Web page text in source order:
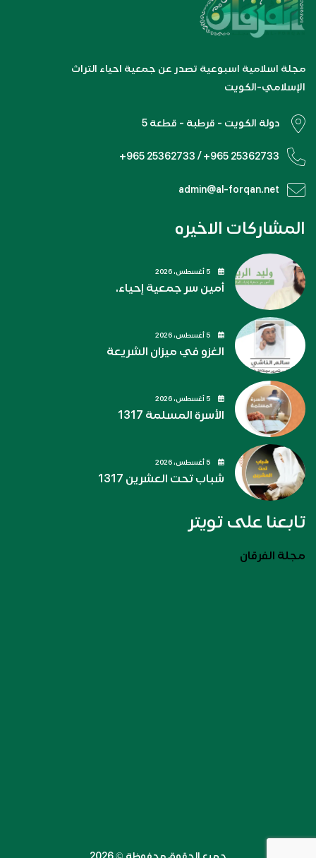
مجلة اسلامية اسبوعية تصدر عن جمعية احياء التراث
الإسلامي-الكويت
دولة الكويت - قرطبة - قطعة 5
+965 25362733 / +965 25362733
admin@al-forqan.net
المشاركات الاخيره
أمين سر جمعية إحياء.
الغزو في ميزان الشريعة
الأسرة المسلمة 1317
شباب تحت العشرين 1317
تابعنا على تويتر
مجلة الفرقان